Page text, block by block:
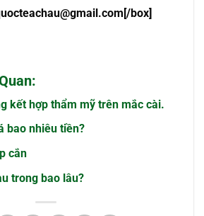
[/box]
kết hợp thẩm mỹ trên mắc cài.
bao nhiêu tiền?
cắn
trong bao lâu?